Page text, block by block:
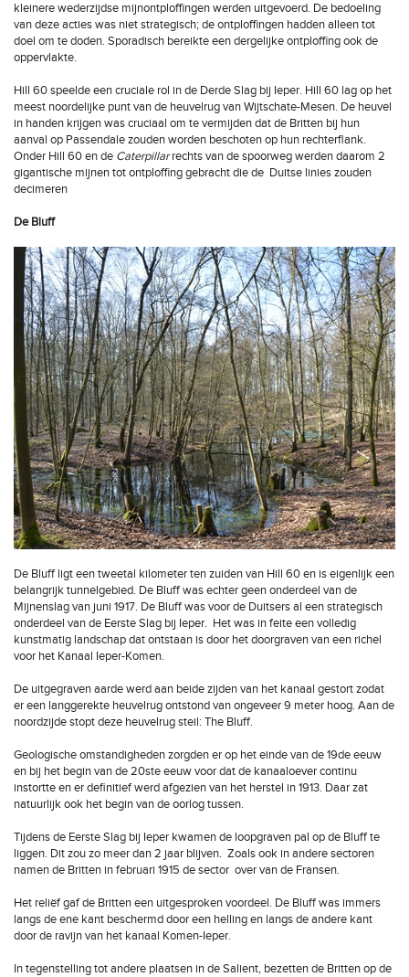
kleinere wederzijdse mijnontploffingen werden uitgevoerd. De bedoeling
van deze acties was niet strategisch; de ontploffingen hadden alleen tot
doel om te doden. Sporadisch bereikte een dergelijke ontploffing ook de
oppervlakte.
Hill 60 speelde een cruciale rol in de Derde Slag bij Ieper. Hill 60 lag op het
meest noordelijke punt van de heuvelrug van Wijtschate-Mesen. De heuvel
in handen krijgen was cruciaal om te vermijden dat de Britten bij hun
aanval op Passendale zouden worden beschoten op hun rechterflank.
Onder Hill 60 en de Caterpillarrechts van de spoorweg werden daarom 2
gigantische mijnen tot ontploffing gebracht die de Duitse linies zouden
decimeren
De Bluff
De Bluff ligt een tweetal kilometer ten zuiden van Hill 60 en is eigenlijk een
belangrijk tunnelgebied. De Bluff was echter geen onderdeel van de
Mijnenslag van juni 1917. De Bluff was voor de Duitsers al een strategisch
onderdeel van de Eerste Slag bij Ieper. Het was in feite een volledig
kunstmatig landschap dat ontstaan is door het doorgraven van een richel
voor het Kanaal Ieper-Komen.
De uitgegraven aarde werd aan beide zijden van het kanaal gestort zodat
er een langgerekte heuvelrug ontstond van ongeveer 9 meter hoog. Aan de
noordzijde stopt deze heuvelrug steil: The Bluff.
Geologische omstandigheden zorgden er op het einde van de 19de eeuw
en bij het begin van de 20ste eeuw voor dat de kanaaloever continu
instortte en er definitief werd afgezien van het herstel in 1913. Daar zat
natuurlijk ook het begin van de oorlog tussen.
Tijdens de Eerste Slag bij Ieper kwamen de loopgraven pal op de Bluff te
liggen. Dit zou zo meer dan 2 jaar blijven. Zoals ook in andere sectoren
namen de Britten in februari 1915 de sector over van de Fransen.
Het reliëf gaf de Britten een uitgesproken voordeel. De Bluff was immers
langs de ene kant beschermd door een helling en langs de andere kant
door de ravijn van het kanaal Komen-Ieper.
In tegenstelling tot andere plaatsen in de Salient, bezetten de Britten op de